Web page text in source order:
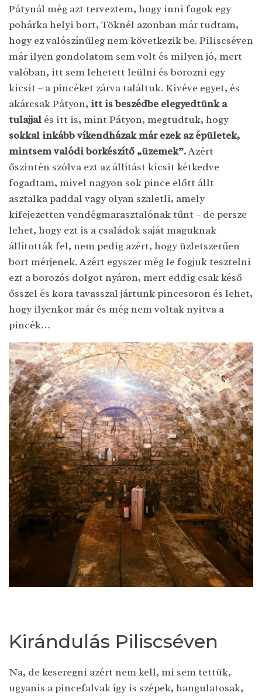
Pátynál még azt terveztem, hogy inni fogok egy
pohárka helyi bort, Töknél azonban már tudtam,
hogy ez valószínűleg nem következik be. Piliscséven
már ilyen gondolatom sem volt és milyen jó, mert
valóban, itt sem lehetett leülni és borozni egy
kicsit – a pincéket zárva találtuk. Kivéve egyet, és
akárcsak Pátyon, itt is beszédbe elegyedtünk a
tulajjal és itt is, mint Pátyon, megtudtuk, hogy
sokkal inkább víkendházak már ezek az épületek,
mintsem valódi borkészítő „üzemek”.Azért
őszintén szólva ezt az állítást kicsit kétkedve
fogadtam, mivel nagyon sok pince előtt állt
asztalka paddal vagy olyan szaletli, amely
kifejezetten vendégmarasztalónak tűnt – de persze
lehet, hogy ezt is a családok saját maguknak
állították fel, nem pedig azért, hogy üzletszerűen
bort mérjenek. Azért egyszer még le fogjuk tesztelni
ezt a borozós dolgot nyáron, mert eddig csak késő
ősszel és kora tavasszal jártunk pincesoron és lehet,
hogy ilyenkor már és még nem voltak nyitva a
pincék…
Kirándulás Piliscséven
Na, de keseregni azért nem kell, mi sem tettük,
ugyanis a pincefalvak így is szépek, hangulatosak,